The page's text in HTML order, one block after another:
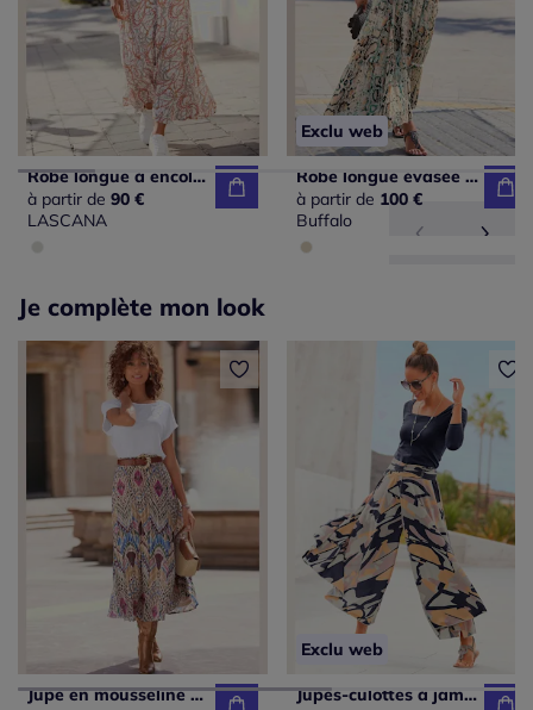
Robe longue à encolure en V avec manches bouffantes et empiècement smocké
à partir de 90 €
LASCANA
Exclu web
Robe longue évasée à imprimé animal en viscose douce
à partir de 100 €
Buffalo
Je complète mon look
Jupe en mousseline à ceinture élastique avec doublure intérieure et imprimé géométrique
Exclu web
Jupes-culottes à jambes extra-larges avec imprimé fluide